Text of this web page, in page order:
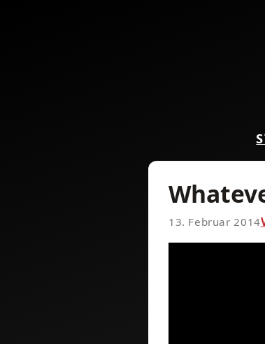
13. Februar 2014